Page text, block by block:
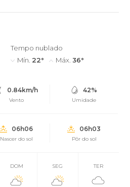
Tempo nublado
Mín. 22° Máx. 36°
0.84km/h
Vento
42%
Umidade
06h06
Nascer do sol
06h03
Pôr do sol
DOM SEG TER